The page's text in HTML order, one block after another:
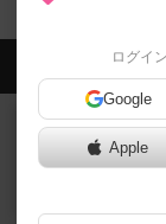
レビュー
ログイ
Google
Apple